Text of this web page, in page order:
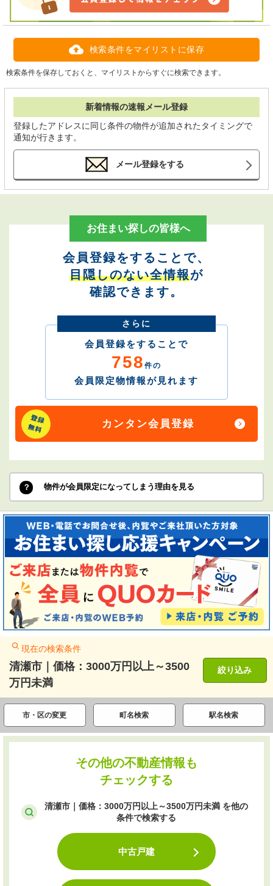
検索条件をマイリストに保存
検索条件を保存しておくと、マイリストからすぐに検索できます。
新着情報の速報メール登録
登録したアドレスに同じ条件の物件が追加されたタイミングで
通知が行きます。
メール登録をする
お住まい探しの皆様へ
会員登録をすることで、
目隠しのない全情報が
確認できます。
さらに
会員登録をすることで
758 件の
会員限定物情報が見れます
カンタン会員登録
物件が会員限定になってしまう理由を見る
現在の検索条件
清瀬市｜価格：3000万円以上～3500
万円未満
絞り込み
市・区の変更 町名検索 駅名検索
その他の不動産情報も
チェックする
清瀬市｜価格：3000万円以上～3500万円未満 を他の
条件で検索する
中古戸建